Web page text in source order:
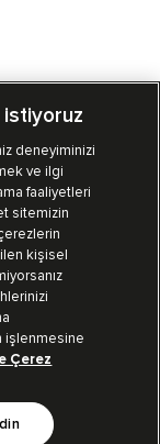
Takibi
istiyoruz
deneyiminizi
ve ilgi
faaliyetleri
sitemizin
kişisel
işlenmesine
Çerez